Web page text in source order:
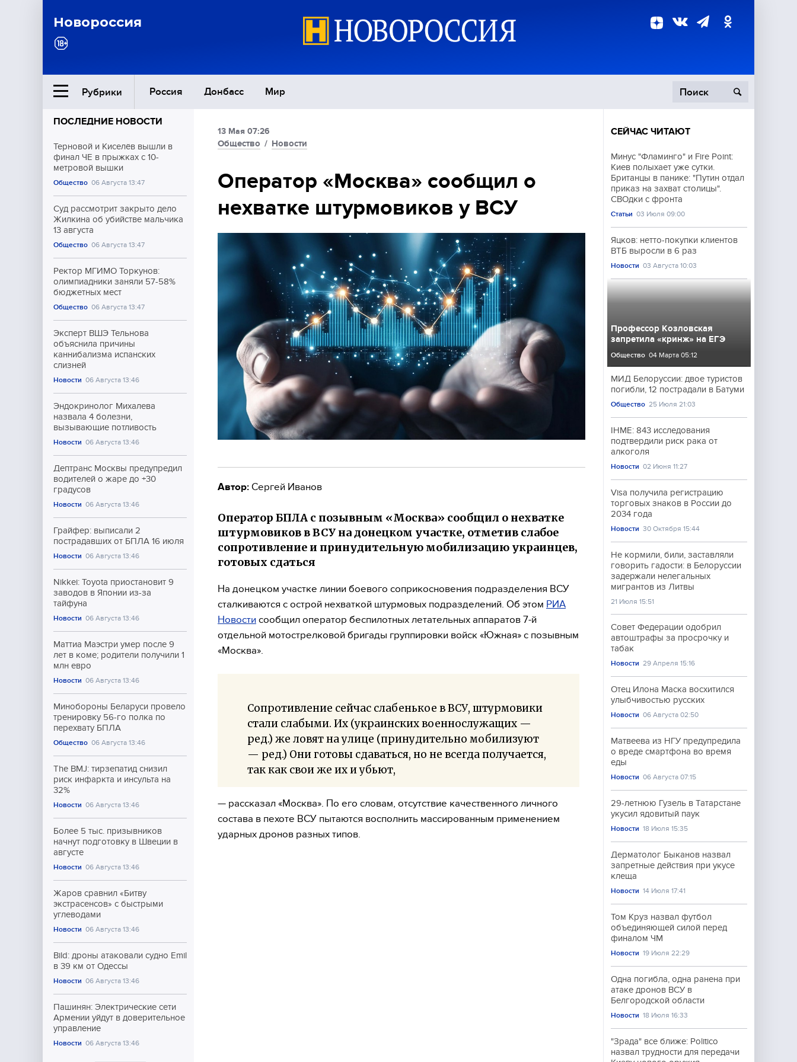
Новороссия
Рубрики Россия Донбасс Мир
Ближний Восток Политика
Общество
Экономика
Происшествия
Культура
Спорт
ПОСЛЕДНИЕ НОВОСТИ
Терновой и Киселёв вышли в
финал ЧЕ в прыжках с 10-
метровой вышки
Общество 06 Августа 13:47
Суд рассмотрит закрыто дело
Жилкина об убийстве мальчика
13 августа
Общество 06 Августа 13:47
Ректор МГИМО Торкунов:
олимпиадники заняли 57-58%
бюджетных мест
Общество 06 Августа 13:47
Эксперт ВШЭ Тельнова
объяснила причины
каннибализма испанских
слизней
Новости 06 Августа 13:46
Эндокринолог Михалева
назвала 4 болезни,
вызывающие потливость
Новости 06 Августа 13:46
Дептранс Москвы предупредил
водителей о жаре до +30
градусов
Новости 06 Августа 13:46
Грайфер: выписали 2
пострадавших от БПЛА 16 июля
Новости 06 Августа 13:46
Nikkei: Toyota приостановит 9
заводов в Японии из-за
тайфуна
Новости 06 Августа 13:46
Маттиа Маэстри умер после 9
лет в коме; родители получили 1
млн евро
Новости 06 Августа 13:46
Минобороны Беларуси провело
тренировку 56-го полка по
перехвату БПЛА
Общество 06 Августа 13:46
The BMJ: тирзепатид снизил
риск инфаркта и инсульта на
32%
Новости 06 Августа 13:46
Более 5 тыс. призывников
начнут подготовку в Швеции в
августе
Новости 06 Августа 13:46
Жаров сравнил «Битву
экстрасенсов» с быстрыми
углеводами
Новости 06 Августа 13:46
Bild: дроны атаковали судно Emil
в 39 км от Одессы
Новости 06 Августа 13:46
Пашинян: Электрические сети
Армении уйдут в доверительное
управление
Новости 06 Августа 13:46
13 Мая 07:26
Общество / Новости
Оператор «Москва» сообщил о
нехватке штурмовиков у ВСУ
Автор: Сергей Иванов
Оператор БПЛА с позывным «Москва» сообщил о нехватке
штурмовиков в ВСУ на донецком участке, отметив слабое
сопротивление и принудительную мобилизацию украинцев,
готовых сдаться
На донецком участке линии боевого соприкосновения подразделения ВСУ
сталкиваются с острой нехваткой штурмовых подразделений. Об этом РИА
Новости сообщил оператор беспилотных летательных аппаратов 7-й
отдельной мотострелковой бригады группировки войск «Южная» с позывным
«Москва».
Сопротивление сейчас слабенькое в ВСУ, штурмовики
стали слабыми. Их (украинских военнослужащих —
ред.) же ловят на улице (принудительно мобилизуют
— ред.) Они готовы сдаваться, но не всегда получается,
так как свои же их и убьют,
— рассказал «Москва». По его словам, отсутствие качественного личного
состава в пехоте ВСУ пытаются восполнить массированным применением
ударных дронов разных типов.
СЕЙЧАС ЧИТАЮТ
Минус "Фламинго" и Fire Point:
Киев полыхает уже сутки.
Британцы в панике: "Путин отдал
приказ на захват столицы".
СВОдки с фронта
Статьи 03 Июля 09:00
Яцков: нетто-покупки клиентов
ВТБ выросли в 6 раз
Новости 03 Августа 10:03
Профессор Козловская
запретила «кринж» на ЕГЭ
Общество 04 Марта 05:12
МИД Белоруссии: двое туристов
погибли, 12 пострадали в Батуми
Общество 25 Июля 21:03
IHME: 843 исследования
подтвердили риск рака от
алкоголя
Новости 02 Июня 11:27
Visa получила регистрацию
торговых знаков в России до
2034 года
Новости 30 Октября 15:44
Не кормили, били, заставляли
говорить гадости: в Белоруссии
задержали нелегальных
мигрантов из Литвы
21 Июля 15:51
Совет Федерации одобрил
автоштрафы за просрочку и
табак
Новости 29 Апреля 15:16
Отец Илона Маска восхитился
улыбчивостью русских
Новости 06 Августа 02:50
Матвеева из НГУ предупредила
о вреде смартфона во время
еды
Новости 06 Августа 07:15
29-летнюю Гузель в Татарстане
укусил ядовитый паук
Новости 18 Июля 15:35
Дерматолог Быканов назвал
запретные действия при укусе
клеща
Новости 14 Июля 17:41
Том Круз назвал футбол
объединяющей силой перед
финалом ЧМ
Новости 19 Июля 22:29
Одна погибла, одна ранена при
атаке дронов ВСУ в
Белгородской области
Новости 18 Июля 16:33
"Зрада" все ближе: Politico
назвал трудности для передачи